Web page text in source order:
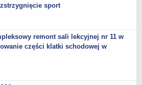
sport
remont sali lekcyjnej nr 11 w
części klatki schodowej w